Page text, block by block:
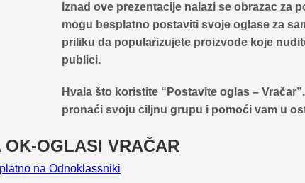
Iznad ove prezentacije nalazi se obrazac za
mogu besplatno postaviti svoje oglase za
priliku da popularizujete proizvode koje
publici.
Hvala što koristite “Postavite oglas – Vračar”
pronaći svoju ciljnu grupu i pomoći vam u
OGLASI VRAČAR